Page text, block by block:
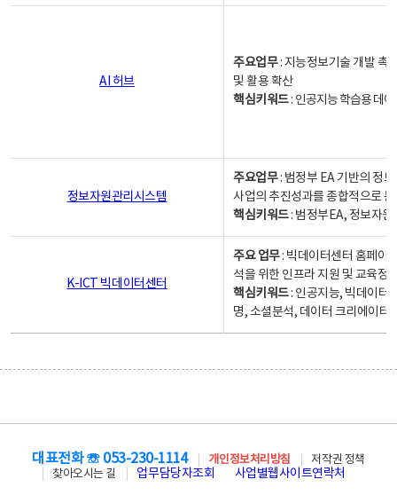
AI 허브
주요업무: 지능정보기술 개발 촉
및 활용 확산
핵심키워드: 인공지능 학습용 데
정보자원관리시스템
주요업무: 범정부 EA 기반의 정
사업의 추진성과를 종합적으로
핵심키워드: 범정부EA, 정보자
K-ICT 빅데이터센터
주요 업무: 빅데이터센터 홈페이
석을 위한 인프라 지원 및 교육정
핵심키워드: 인공지능, 빅데이터,
명, 소셜분석, 데이터 크리에이터
대표전화 ☏ 053-230-1114 개인정보처리방침
저작권 정책
찾아오시는 길
업무담당자조회 사업별웹사이트연락처